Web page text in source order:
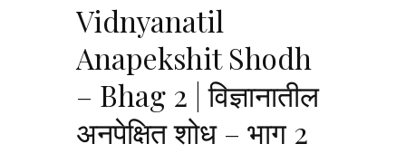
Vidnyanatil
Anapekshit Shodh
– Bhag 2 | विज्ञानातील
अनपेक्षित शोध – भाग 2